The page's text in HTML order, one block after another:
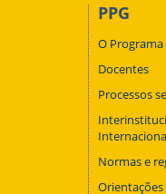
PPG
O Programa
Docentes
Processos
Normas e
Orientações